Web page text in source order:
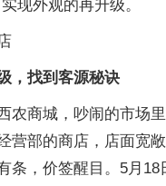
现外观的再升级。
，找到客源秘诀
农商城，吵闹的市场
营部的商店，店面宽
条，价签醒目。5月18